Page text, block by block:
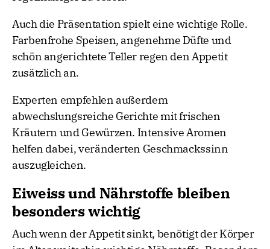
Auch die Präsentation spielt eine wichtige Rolle.
Farbenfrohe Speisen, angenehme Düfte und
schön angerichtete Teller regen den Appetit
zusätzlich an.
Experten empfehlen außerdem
abwechslungsreiche Gerichte mit frischen
Kräutern und Gewürzen. Intensive Aromen
helfen dabei, veränderten Geschmackssinn
auszugleichen.
Eiweiss und Nährstoffe bleiben
besonders wichtig
Auch wenn der Appetit sinkt, benötigt der Körper